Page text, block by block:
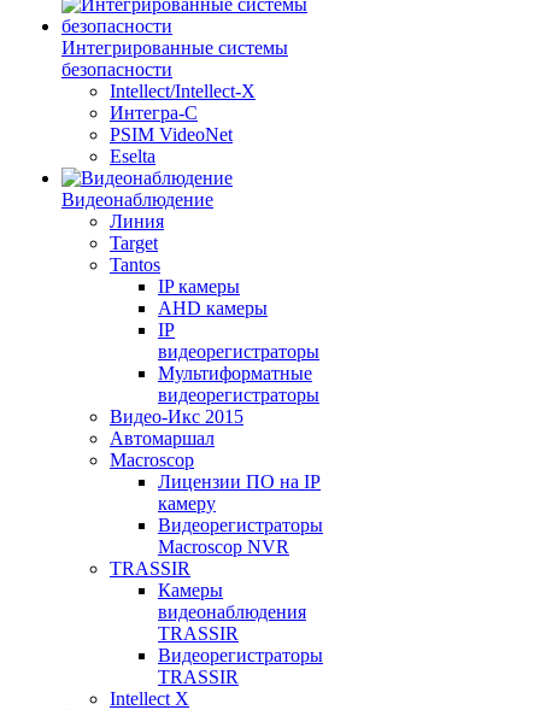
Интегрированные системы
безопасности
Intellect/Intellect-X
Интегра-С
PSIM VideoNet
Eselta
Видеонаблюдение
Линия
Target
Tantos
IP камеры
AHD камеры
IP
видеорегистраторы
Мультиформатные
видеорегистраторы
Видео-Икс 2015
Автомаршал
Macroscop
Лицензии ПО на IP
камеру
Видеорегистраторы
Macroscop NVR
TRASSIR
Камеры
видеонаблюдения
TRASSIR
Видеорегистраторы
TRASSIR
Intellect X